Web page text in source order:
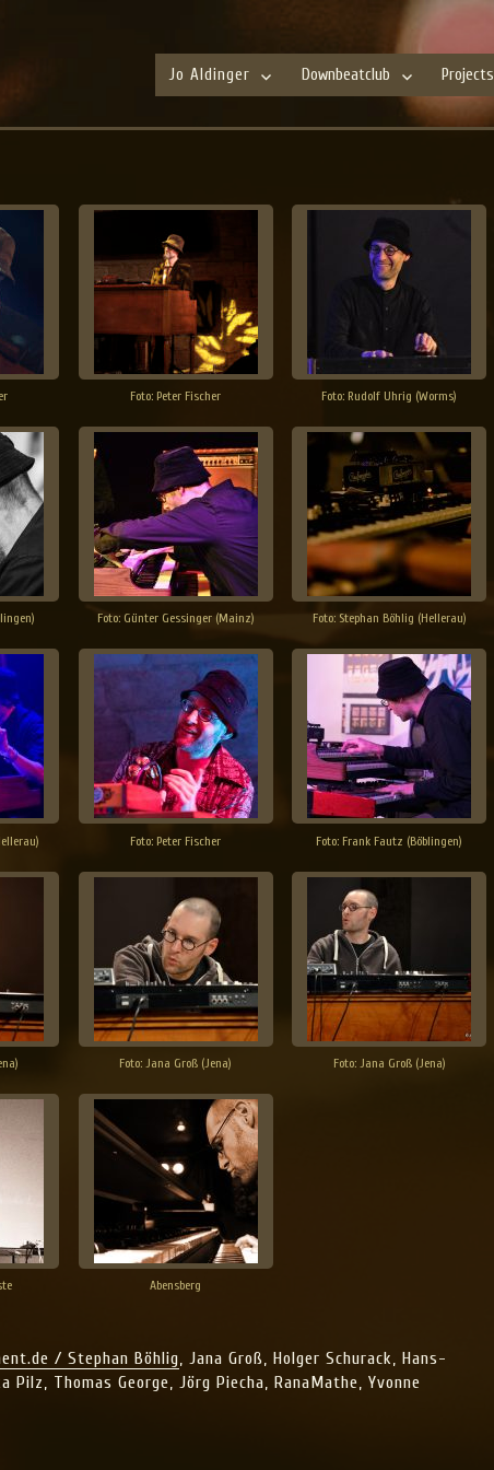
Jo Aldinger Downbeatclub Projects
Foto: Peter Fischer Foto: Rudolf Uhrig (Worms)
Foto: Günter Gessinger (Mainz) Foto: Stephan Böhlig (Hellerau)
Foto: Peter Fischer Foto: Frank Fautz (Böblingen)
Foto: Jana Groß (Jena) Foto: Jana Groß (Jena)
Abensberg
/ Stephan Böhlig, Jana Groß, Holger Schurack, Hans-
Thomas George, Jörg Piecha, RanaMathe, Yvonne